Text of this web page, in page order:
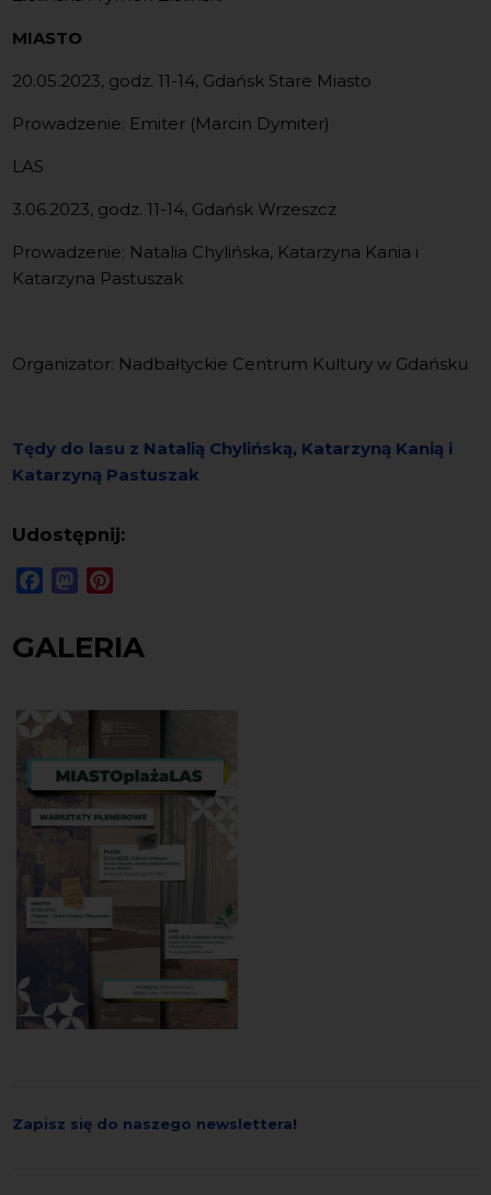
MIASTO
20.05.2023, godz. 11-14, Gdańsk Stare Miasto
Prowadzenie: Emiter (Marcin Dymiter)
LAS
3.06.2023, godz. 11-14, Gdańsk Wrzeszcz
Prowadzenie: Natalia Chylińska, Katarzyna Kania i
Katarzyna Pastuszak
Organizator: Nadbałtyckie Centrum Kultury w Gdańsku
Tędy do lasu z Natalią Chylińską, Katarzyną Kanią i
Katarzyną Pastuszak
Udostępnij:
FacebookMastodon
GALERIA
Zapisz się do naszego newslettera!